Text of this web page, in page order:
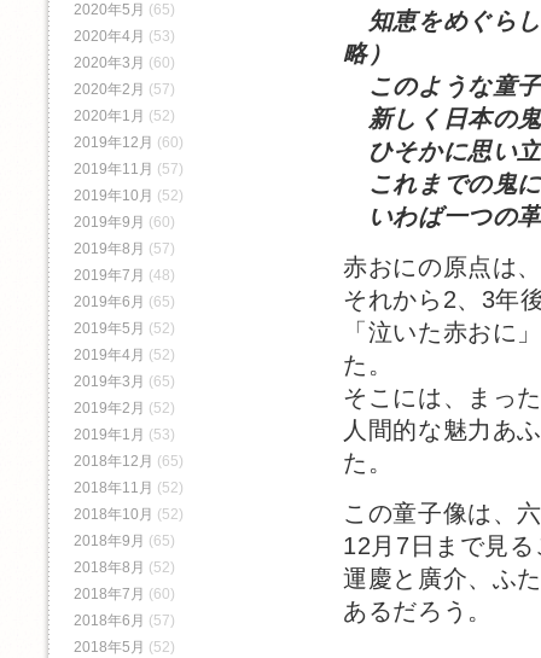
知恵をめぐら
略）
このような童
新しく日本の
ひそかに思い
これまでの鬼
いわば一つの
赤おにの原点は
それから2、3年
「泣いた赤おに
た。
そこには、まっ
人間的な魅力あ
この童子像は、
12月7日まで見
運慶と廣介、ふ
あるだろう。
2020年5月 (65)
2020年4月 (53)
2020年3月 (60)
2020年2月 (57)
2020年1月 (52)
2019年12月 (60)
2019年11月 (57)
2019年10月 (52)
2019年9月 (60)
2019年8月 (57)
2019年7月 (48)
2019年6月 (65)
2019年5月 (52)
2019年4月 (52)
2019年3月 (65)
2019年2月 (52)
2019年1月 (53)
2018年12月 (65)
2018年11月 (52)
2018年10月 (52)
2018年9月 (65)
2018年8月 (52)
2018年7月 (60)
2018年6月 (57)
2018年5月 (52)